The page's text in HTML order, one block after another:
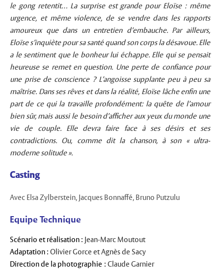
le gong retentit… La surprise est grande pour Eloïse : même
urgence, et même violence, de se vendre dans les rapports
amoureux que dans un entretien d’embauche. Par ailleurs,
Eloïse s’inquiète pour sa santé quand son corps la désavoue. Elle
a le sentiment que le bonheur lui échappe. Elle qui se pensait
heureuse se remet en question. Une perte de confiance pour
une prise de conscience ? L’angoisse supplante peu à peu sa
maîtrise. Dans ses rêves et dans la réalité, Eloïse lâche enfin une
part de ce qui la travaille profondément: la quête de l’amour
bien sûr, mais aussi le besoin d’afficher aux yeux du monde une
vie de couple. Elle devra faire face à ses désirs et ses
contradictions. Ou, comme dit la chanson, à son « ultra-
moderne solitude ».
Casting
Avec Elsa Zylberstein, Jacques Bonnaffé, Bruno Putzulu
Equipe Technique
Scénario et réalisation : Jean-Marc Moutout
Adaptation : Olivier Gorce et Agnès de Sacy
Direction de la photographie : Claude Garnier